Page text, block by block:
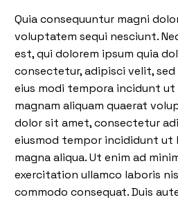
Quia consequuntur magni
voluptatem sequi nesciunt.
est, qui dolorem ipsum quia
consectetur, adipisci velit, sed
eius modi tempora incidunt
magnam aliquam quaerat
dolor sit amet, consectetur
eiusmod tempor incididunt ut
magna aliqua. Ut enim ad
exercitation ullamco laboris
commodo consequat. Duis